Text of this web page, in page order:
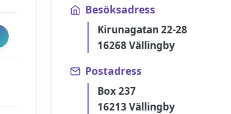
Besöksadress
Kirunagatan 22-28
16268 Vällingby
Postadress
Box 237
16213 Vällingby